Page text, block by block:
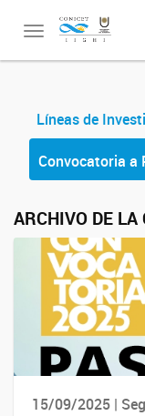
Toggle
Líneas de
Convocatoria a
ARCHIVO DE LA
15/09/2025 |